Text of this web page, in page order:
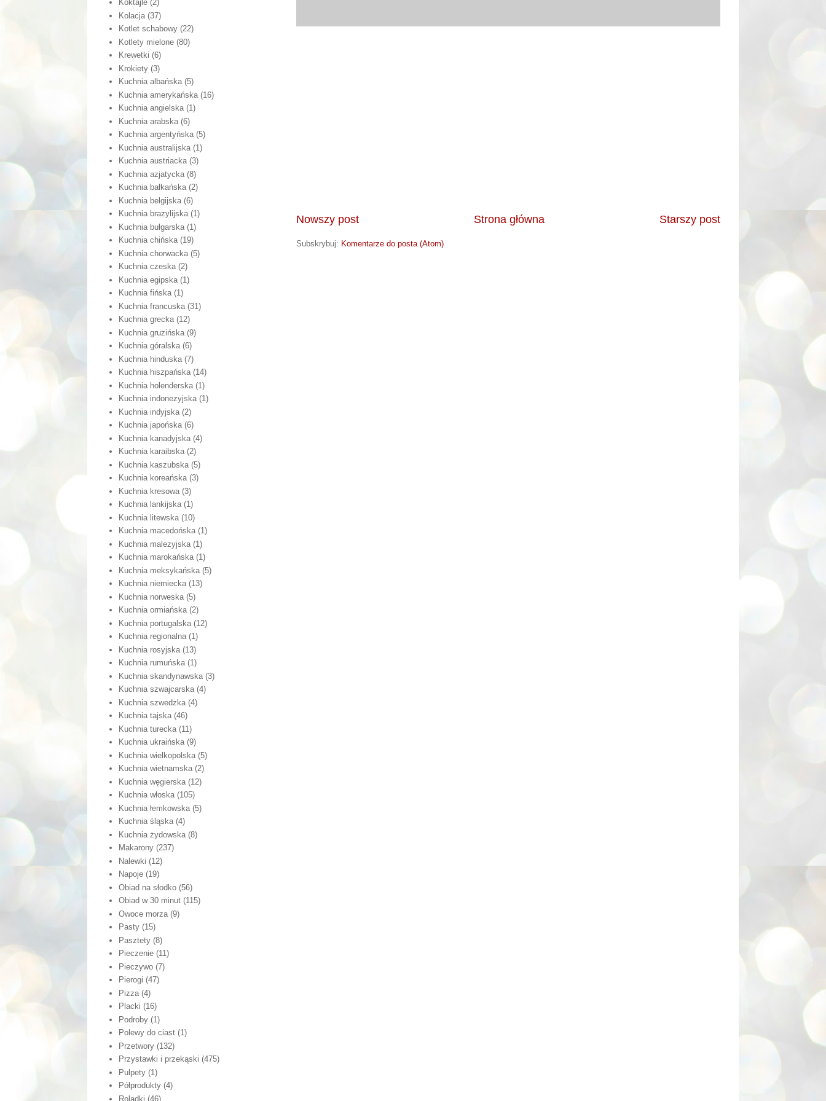
Nowszy post Starszy post
Strona główna
Subskrybuj: Komentarze do posta (Atom)
Koktajle (2)
Kolacja (37)
Kotlet schabowy (22)
Kotlety mielone (80)
Krewetki (6)
Krokiety (3)
Kuchnia albańska (5)
Kuchnia amerykańska (16)
Kuchnia angielska (1)
Kuchnia arabska (6)
Kuchnia argentyńska (5)
Kuchnia australijska (1)
Kuchnia austriacka (3)
Kuchnia azjatycka (8)
Kuchnia bałkańska (2)
Kuchnia belgijska (6)
Kuchnia brazylijska (1)
Kuchnia bułgarska (1)
Kuchnia chińska (19)
Kuchnia chorwacka (5)
Kuchnia czeska (2)
Kuchnia egipska (1)
Kuchnia fińska (1)
Kuchnia francuska (31)
Kuchnia grecka (12)
Kuchnia gruzińska (9)
Kuchnia góralska (6)
Kuchnia hinduska (7)
Kuchnia hiszpańska (14)
Kuchnia holenderska (1)
Kuchnia indonezyjska (1)
Kuchnia indyjska (2)
Kuchnia japońska (6)
Kuchnia kanadyjska (4)
Kuchnia karaibska (2)
Kuchnia kaszubska (5)
Kuchnia koreańska (3)
Kuchnia kresowa (3)
Kuchnia lankijska (1)
Kuchnia litewska (10)
Kuchnia macedońska (1)
Kuchnia malezyjska (1)
Kuchnia marokańska (1)
Kuchnia meksykańska (5)
Kuchnia niemiecka (13)
Kuchnia norweska (5)
Kuchnia ormiańska (2)
Kuchnia portugalska (12)
Kuchnia regionalna (1)
Kuchnia rosyjska (13)
Kuchnia rumuńska (1)
Kuchnia skandynawska (3)
Kuchnia szwajcarska (4)
Kuchnia szwedzka (4)
Kuchnia tajska (46)
Kuchnia turecka (11)
Kuchnia ukraińska (9)
Kuchnia wielkopolska (5)
Kuchnia wietnamska (2)
Kuchnia węgierska (12)
Kuchnia włoska (105)
Kuchnia łemkowska (5)
Kuchnia śląska (4)
Kuchnia żydowska (8)
Makarony (237)
Nalewki (12)
Napoje (19)
Obiad na słodko (56)
Obiad w 30 minut (115)
Owoce morza (9)
Pasty (15)
Pasztety (8)
Pieczenie (11)
Pieczywo (7)
Pierogi (47)
Pizza (4)
Placki (16)
Podroby (1)
Polewy do ciast (1)
Przetwory (132)
Przystawki i przekąski (475)
Pulpety (1)
Półprodukty (4)
Roladki (46)